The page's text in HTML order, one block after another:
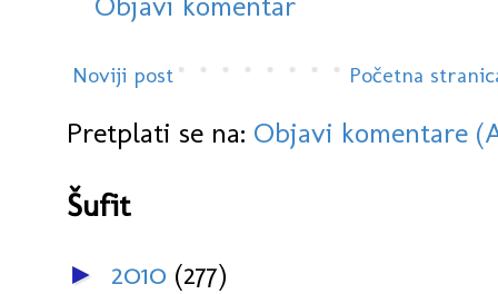
Noviji post Početna
Pretplati se na: Objavi komentare
Šufit
► 2010 (277)